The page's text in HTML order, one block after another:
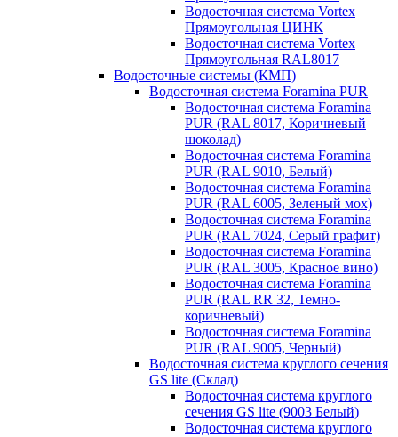
Водосточная система Vortex
Прямоугольная ЦИНК
Водосточная система Vortex
Прямоугольная RAL8017
Водосточные системы (КМП)
Водосточная система Foramina PUR
Водосточная система Foramina
PUR (RAL 8017, Коричневый
шоколад)
Водосточная система Foramina
PUR (RAL 9010, Белый)
Водосточная система Foramina
PUR (RAL 6005, Зеленый мох)
Водосточная система Foramina
PUR (RAL 7024, Серый графит)
Водосточная система Foramina
PUR (RAL 3005, Красное вино)
Водосточная система Foramina
PUR (RAL RR 32, Темно-
коричневый)
Водосточная система Foramina
PUR (RAL 9005, Черный)
Водосточная система круглого сечения
GS lite (Склад)
Водосточная система круглого
сечения GS lite (9003 Белый)
Водосточная система круглого